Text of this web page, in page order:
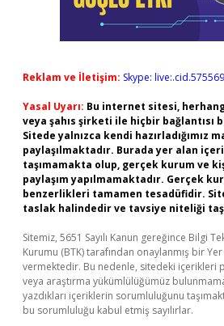
Reklam ve İletişim: Skype:
Yasal Uyarı: Bu internet sitesi,
veya şahıs şirketi ile hiçbir bağlantısı
Sitede yalnızca kendi hazırladığımız
paylaşılmaktadır. Burada yer alan
taşımamakta olup, gerçek kurum ve
paylaşım yapılmamaktadır. Gerçek
benzerlikleri tamamen tesadüfidir.
taslak halindedir ve tavsiye niteliği
Sitemiz, 5651 Sayılı Kanun gereğince Bilgi
Kurumu (BTK) tarafından onaylanmış bir
vermektedir. Bu nedenle, sitedeki içerikleri
veya araştırma yükümlülüğümüz
yazdıkları içeriklerin sorumluluğunu
bu sorumluluğu kabul etmiş sayılırlar.